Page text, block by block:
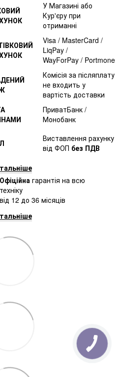
У Магазині або
Кур'єру при
отриманні
Visa / MasterCard /
LiqPay /
WayForPay / Portmone
Комісія за післяплату
не входить у
вартість доставки
ПриватБанк /
Монобанк
Виставлення рахунку
від ФОП без ПДВ
Офіційна гарантія на всю
техніку
від 12 до 36 місяців